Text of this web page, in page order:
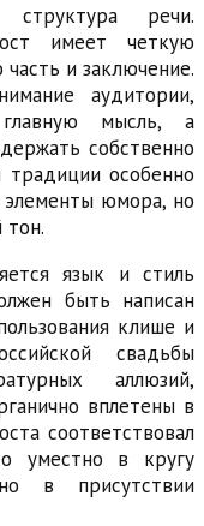
речи.
имеет четкую
и заключение.
аудитории,
мысль, а
собственно
традиции особенно
юмора, но
язык и стиль
быть написан
клише и
свадьбы
аллюзий,
вплетены в
соответствовал
уместно в кругу
в присутствии